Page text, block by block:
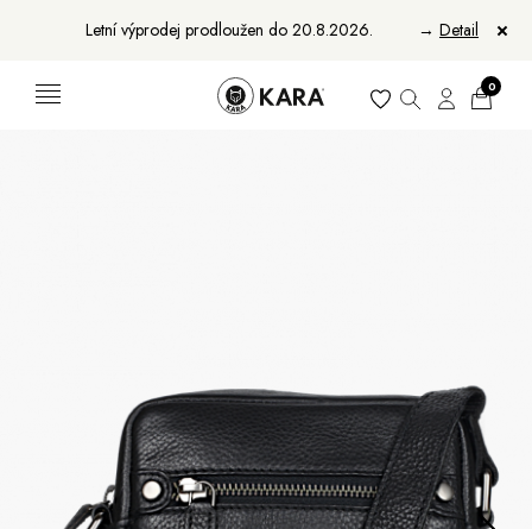
Letní výprodej prodloužen do 20.8.2026. → Detail
Manikúry
Šály
0